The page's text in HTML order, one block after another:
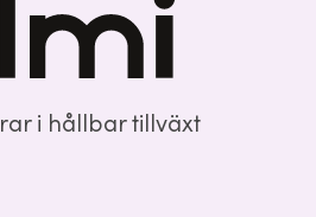
i hållbar tillväxt